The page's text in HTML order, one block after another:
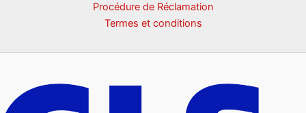
Procédure de Réclamation
Termes et conditions